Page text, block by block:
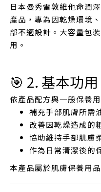
日本曼秀雷敦維他命潤
產品，專為因乾燥環境
部不適設計。大容量包
用。
🎯 2. 基本功用
依產品配方與一般保養用
補充手部肌膚所需
改善因乾燥造成的
協助維持手部肌膚
作為日常清潔後的
本產品屬於肌膚保養用